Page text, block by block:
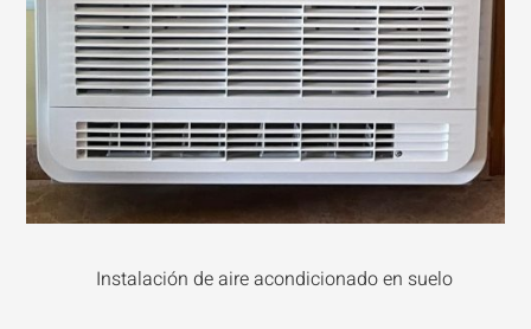
Instalación de aire acondicionado en suelo